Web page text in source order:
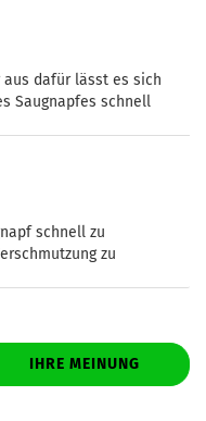
dafür lässt es sich
Saugnapfes schnell
schnell zu
zu
IHRE MEINUNG